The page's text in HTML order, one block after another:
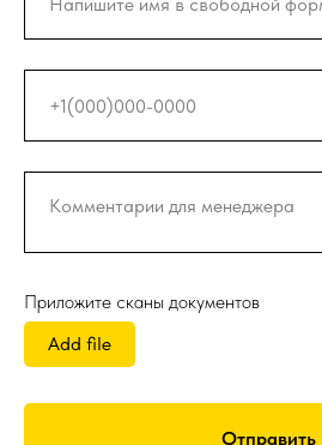
Приложите сканы документов
Add file
Отправить